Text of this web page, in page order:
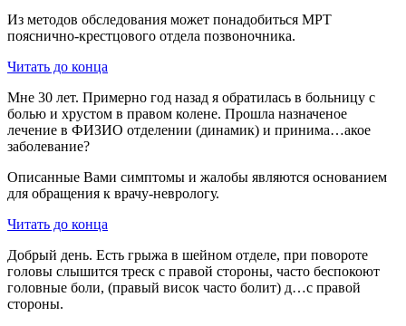
Из методов обследования может понадобиться МРТ
пояснично-крестцового отдела позвоночника.
Читать до конца
Мне 30 лет. Примерно год назад я обратилась в больницу с
болью и хрустом в правом колене. Прошла назначеное
лечение в ФИЗИО отделении (динамик) и принима…акое
заболевание?
Описанные Вами симптомы и жалобы являются основанием
для обращения к врачу-неврологу.
Читать до конца
Добрый день. Есть грыжа в шейном отделе, при повороте
головы слышится треск с правой стороны, часто беспокоют
головные боли, (правый висок часто болит) д…с правой
стороны.